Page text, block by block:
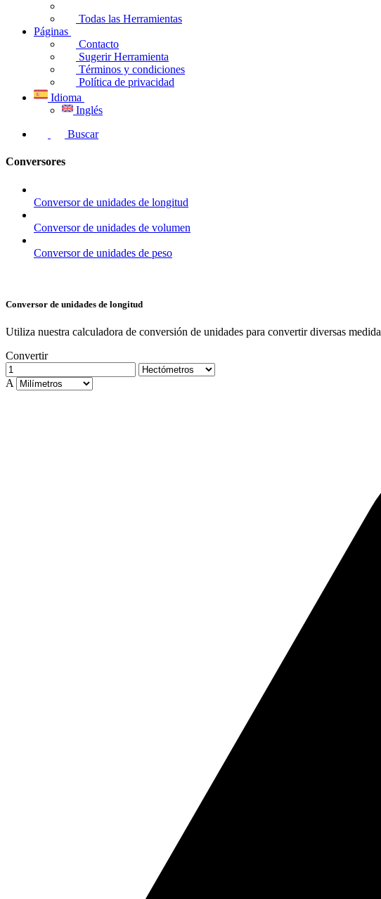
Todas las Herramientas
Páginas
Contacto
Sugerir Herramienta
Términos y condiciones
Política de privacidad
Idioma
Inglés
Buscar
Conversores
Conversor de unidades de longitud
Conversor de unidades de volumen
Conversor de unidades de peso
Conversor de unidades de longitud
Utiliza nuestra calculadora de conversión de unidades para convertir diversas
Convertir
A